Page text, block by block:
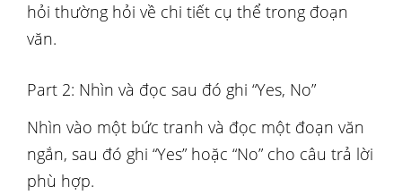
hỏi thường hỏi về chi tiết cụ thể trong đoạn
văn.
Part 2: Nhìn và đọc sau đó ghi “Yes, No”
Nhìn vào một bức tranh và đọc một đoạn văn
ngắn, sau đó ghi “Yes” hoặc “No” cho câu trả lời
phù hợp.